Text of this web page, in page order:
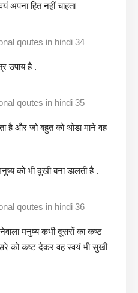
अपना हित नहीं चाहता
qoutes in hindi 34
उपाय है .
qoutes in hindi 35
है और जो बहुत को थोडा माने वह
को भी दुखी बना डालती है .
qoutes in hindi 36
मनुष्य कभी दूसरों का कष्ट
को कष्ट देकर वह स्वयं भी सुखी